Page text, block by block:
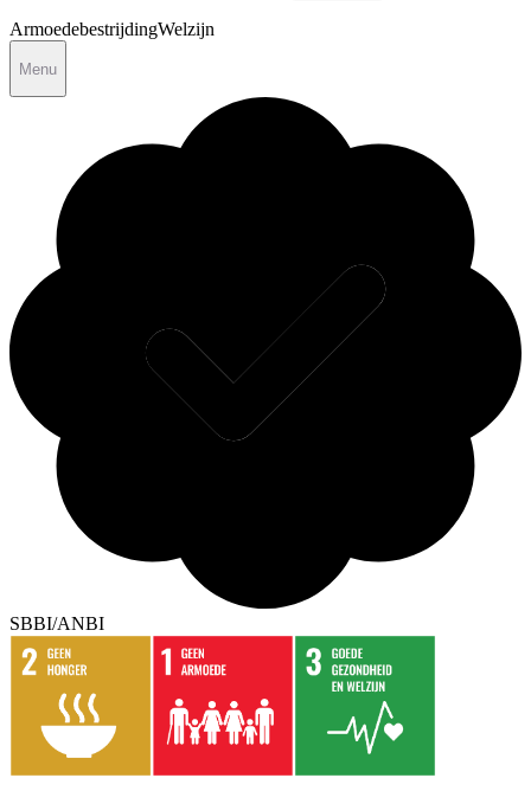
ArmoedebestrijdingWelzijn
Menu
SBBI/ANBI